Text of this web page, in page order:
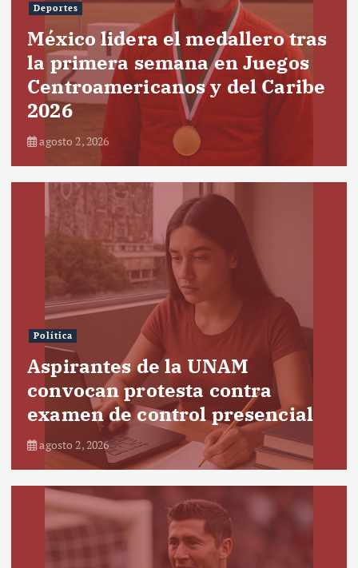
Deportes
México lidera el medallero tras
la primera semana en Juegos
Centroamericanos y del Caribe
2026
agosto 2, 2026
Política
Aspirantes de la UNAM
convocan protesta contra
examen de control presencial
agosto 2, 2026